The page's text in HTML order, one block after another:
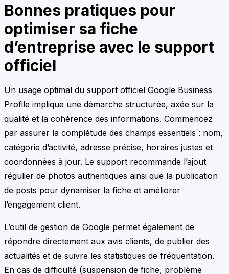
Bonnes pratiques pour
optimiser sa fiche
d’entreprise avec le support
officiel
Un usage optimal du support officiel Google Business
Profile implique une démarche structurée, axée sur la
qualité et la cohérence des informations. Commencez
par assurer la complétude des champs essentiels : nom,
catégorie d’activité, adresse précise, horaires justes et
coordonnées à jour. Le support recommande l’ajout
régulier de photos authentiques ainsi que la publication
de posts pour dynamiser la fiche et améliorer
l’engagement client.
L’outil de gestion de Google permet également de
répondre directement aux avis clients, de publier des
actualités et de suivre les statistiques de fréquentation.
En cas de difficulté (suspension de fiche, problème